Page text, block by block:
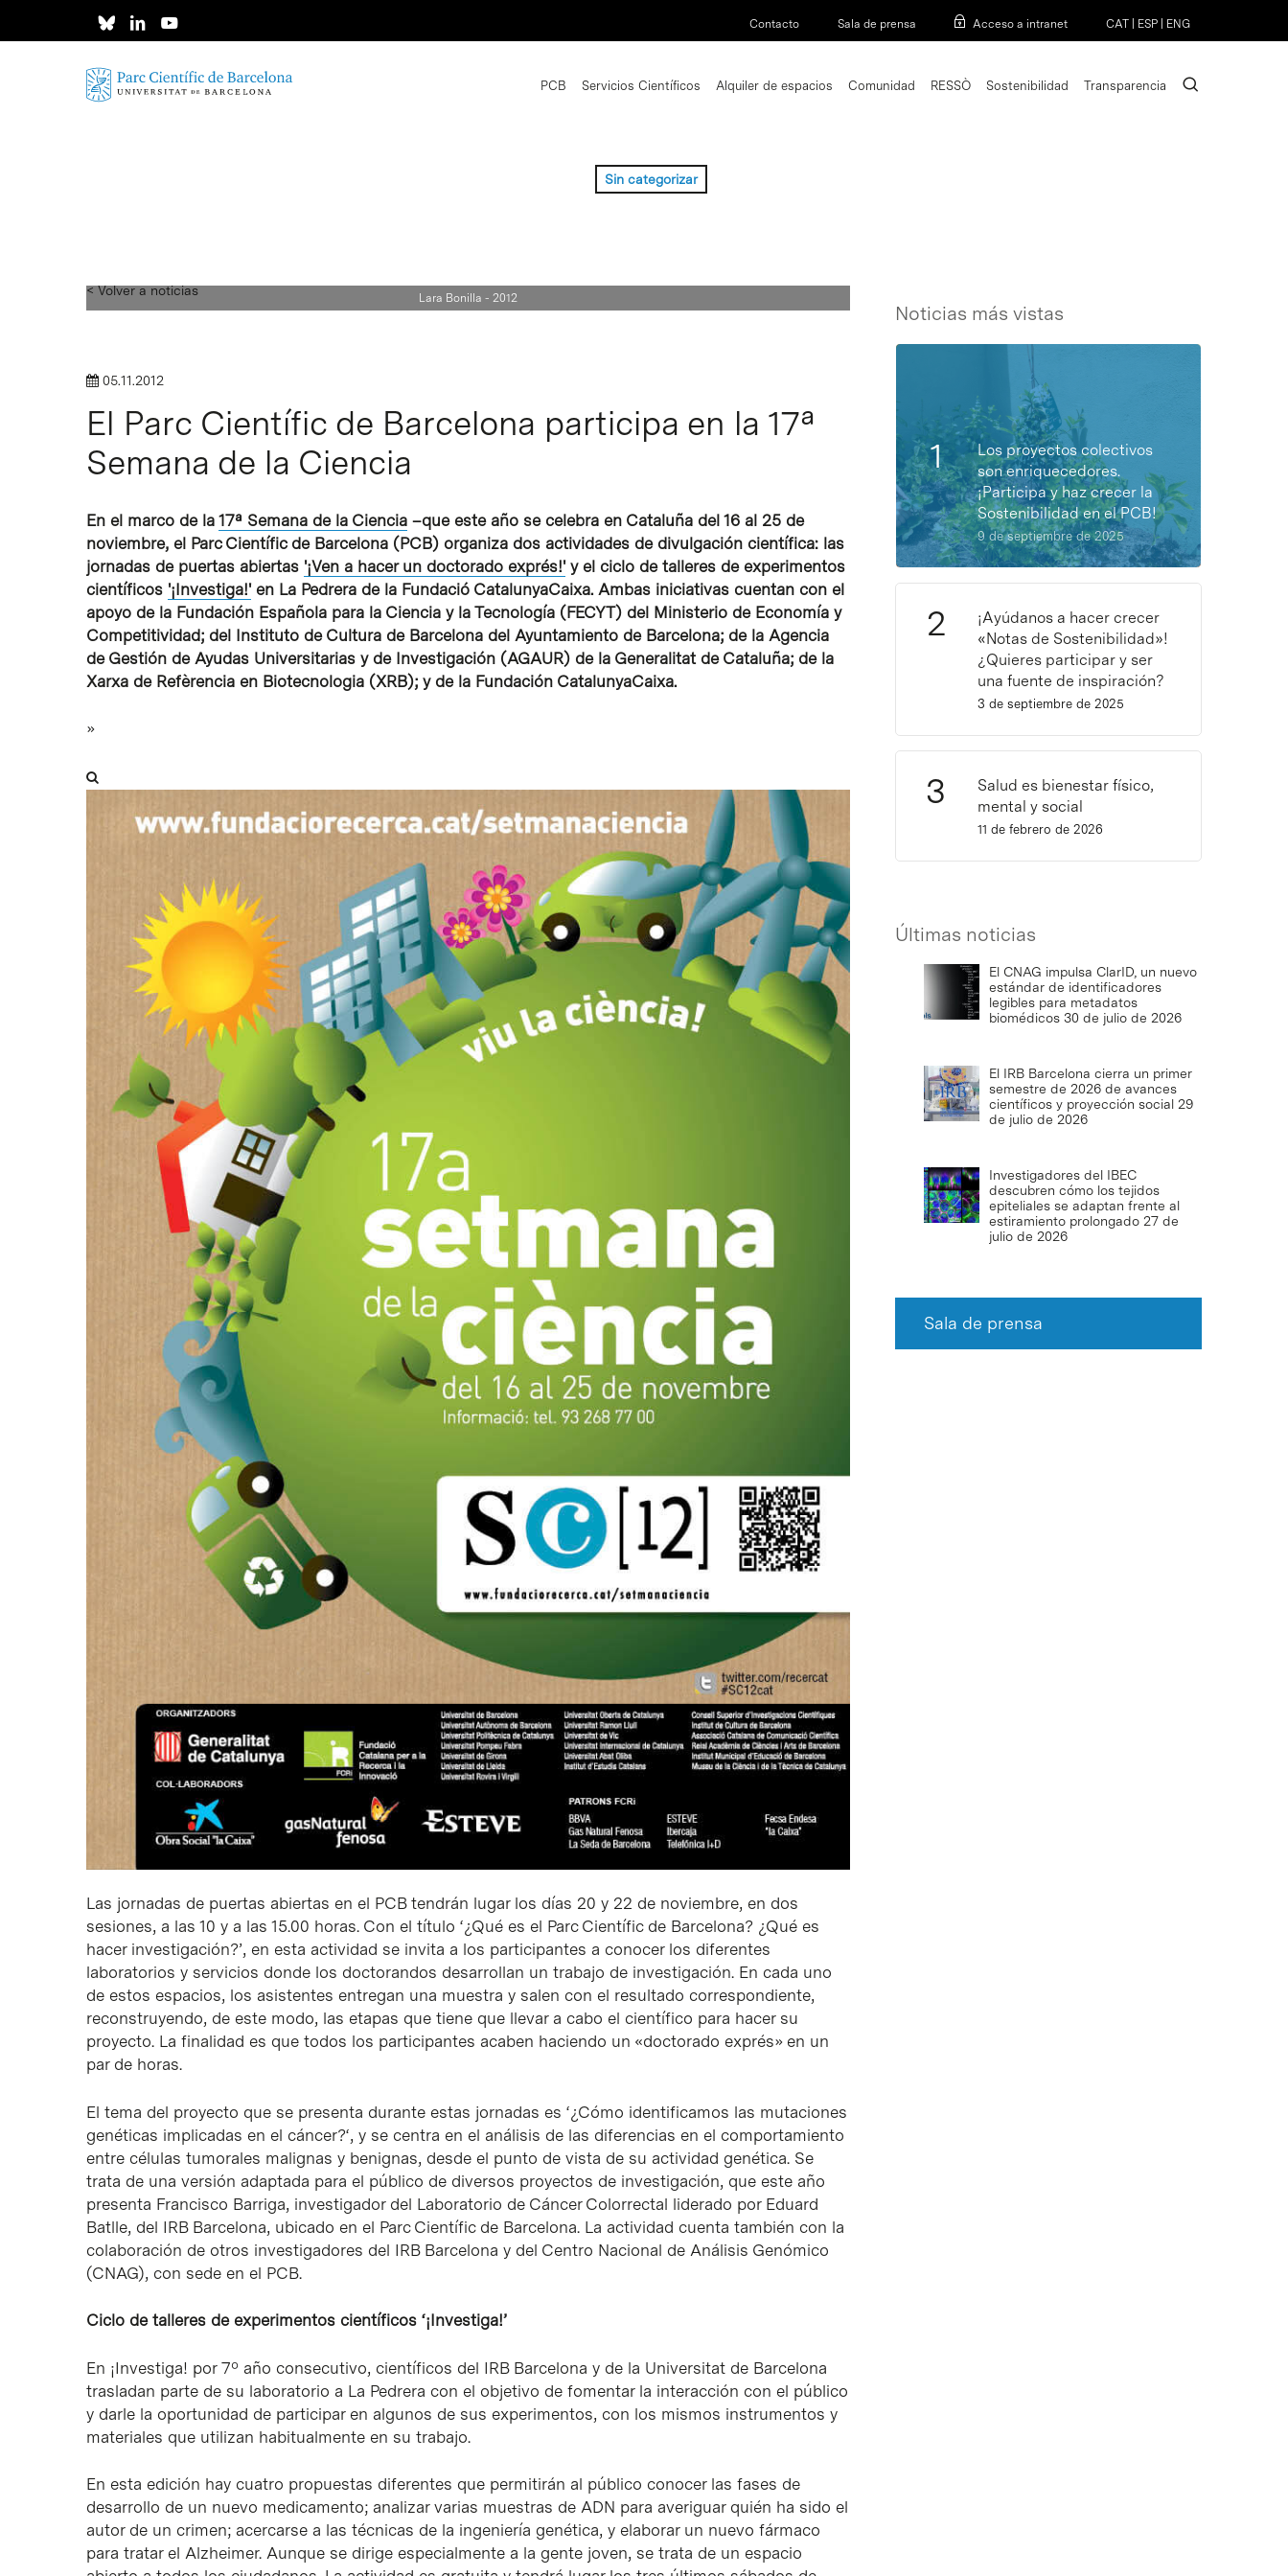
Contacto Sala de prensa Acceso a intranet CAT ESP ENG
Intro para buscar o ESC per cerrar
PCB Servicios Científicos Alquiler de espacios Comunidad RESSÒ Sostenibilidad Transparencia search
Sin categorizar
< Volver a noticias Lara Bonilla - 2012
05.11.2012
El Parc Científic de Barcelona participa en la 17ª
Semana de la Ciencia
En el marco de la 17ª Semana de la Ciencia –que este año se celebra en Cataluña del 16 al 25 de
noviembre, el Parc Científic de Barcelona (PCB) organiza dos actividades de divulgación científica: las
jornadas de puertas abiertas '¡Ven a hacer un doctorado exprés!'y el ciclo de talleres de experimentos
científicos '¡Investiga!'en La Pedrera de la Fundació CatalunyaCaixa. Ambas iniciativas cuentan con el
apoyo de la Fundación Española para la Ciencia y la Tecnología (FECYT) del Ministerio de Economía y
Competitividad; del Instituto de Cultura de Barcelona del Ayuntamiento de Barcelona; de la Agencia
de Gestión de Ayudas Universitarias y de Investigación (AGAUR) de la Generalitat de Cataluña; de la
Xarxa de Refèrencia en Biotecnologia (XRB); y de la Fundación CatalunyaCaixa.
»
Las jornadas de puertas abiertas en el PCB tendrán lugar los días 20 y 22 de noviembre, en dos
sesiones, a las 10 y a las 15.00 horas. Con el título ‘¿Qué es el Parc Científic de Barcelona? ¿Qué es
hacer investigación?’, en esta actividad se invita a los participantes a conocer los diferentes
laboratorios y servicios donde los doctorandos desarrollan un trabajo de investigación. En cada uno
de estos espacios, los asistentes entregan una muestra y salen con el resultado correspondiente,
reconstruyendo, de este modo, las etapas que tiene que llevar a cabo el científico para hacer su
proyecto. La finalidad es que todos los participantes acaben haciendo un «doctorado exprés» en un
par de horas.
El tema del proyecto que se presenta durante estas jornadas es ‘¿Cómo identificamos las mutaciones
genéticas implicadas en el cáncer?‘, y se centra en el análisis de las diferencias en el comportamiento
entre células tumorales malignas y benignas, desde el punto de vista de su actividad genética. Se
trata de una versión adaptada para el público de diversos proyectos de investigación, que este año
presenta Francisco Barriga, investigador del Laboratorio de Cáncer Colorrectal liderado por Eduard
Batlle, del IRB Barcelona, ubicado en el Parc Científic de Barcelona. La actividad cuenta también con la
colaboración de otros investigadores del IRB Barcelona y del Centro Nacional de Análisis Genómico
(CNAG), con sede en el PCB.
Ciclo de talleres de experimentos científicos ‘¡Investiga!’
En ¡Investiga! por 7º año consecutivo, científicos del IRB Barcelona y de la Universitat de Barcelona
trasladan parte de su laboratorio a La Pedrera con el objetivo de fomentar la interacción con el público
y darle la oportunidad de participar en algunos de sus experimentos, con los mismos instrumentos y
materiales que utilizan habitualmente en su trabajo.
En esta edición hay cuatro propuestas diferentes que permitirán al público conocer las fases de
desarrollo de un nuevo medicamento; analizar varias muestras de ADN para averiguar quién ha sido el
autor de un crimen; acercarse a las técnicas de la ingeniería genética, y elaborar un nuevo fármaco
para tratar el Alzheimer. Aunque se dirige especialmente a la gente joven, se trata de un espacio
Noticias más vistas
Los proyectos colectivos
son enriquecedores.
¡Participa y haz crecer la
Sostenibilidad en el PCB!
9 de septiembre de 2025
¡Ayúdanos a hacer crecer
«Notas de Sostenibilidad»!
¿Quieres participar y ser
una fuente de inspiración?
3 de septiembre de 2025
Salud es bienestar físico,
mental y social
11 de febrero de 2026
Últimas noticias
El CNAG impulsa ClarID, un nuevo
estándar de identificadores
legibles para metadatos
biomédicos 30 de julio de 2026
El IRB Barcelona cierra un primer
semestre de 2026 de avances
científicos y proyección social 29
de julio de 2026
Investigadores del IBEC
descubren cómo los tejidos
epiteliales se adaptan frente al
estiramiento prolongado 27 de
julio de 2026
Sala de prensa